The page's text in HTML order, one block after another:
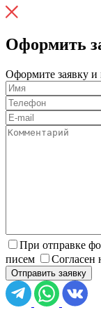
Оформить
Оформите заявку и
При отправке
писем
Согласен